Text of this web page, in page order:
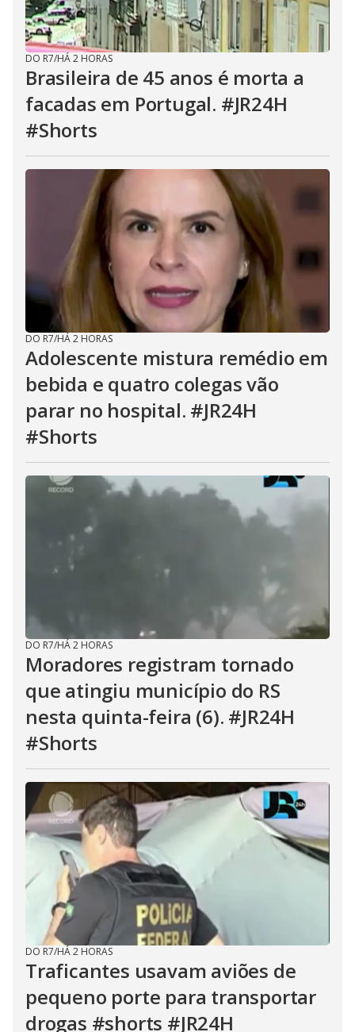
DO R7/HÁ 2 HORAS
Brasileira de 45 anos é morta a
facadas em Portugal. #JR24H
#Shorts
DO R7/HÁ 2 HORAS
Adolescente mistura remédio em
bebida e quatro colegas vão
parar no hospital. #JR24H
#Shorts
DO R7/HÁ 2 HORAS
Moradores registram tornado
que atingiu município do RS
nesta quinta-feira (6). #JR24H
#Shorts
DO R7/HÁ 2 HORAS
Traficantes usavam aviões de
pequeno porte para transportar
drogas #shorts #JR24H